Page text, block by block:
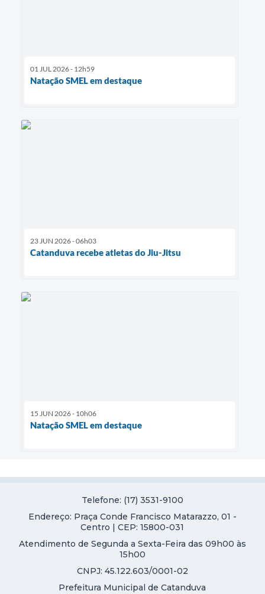
01 JUL 2026 - 12h59
Natação SMEL em destaque
23 JUN 2026 - 06h03
Catanduva recebe atletas do Jiu-Jitsu
15 JUN 2026 - 10h06
Natação SMEL em destaque
Telefone: (17) 3531-9100
Endereço: Praça Conde Francisco Matarazzo, 01 -
Centro | CEP: 15800-031
Atendimento de Segunda a Sexta-Feira das 09h00 às
15h00
CNPJ: 45.122.603/0001-02
Prefeitura Municipal de Catanduva